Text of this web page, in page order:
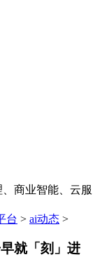
商业智能、云服
台 > ai动态 >
就「刻」进